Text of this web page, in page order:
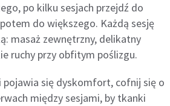
po kilku sesjach przejdź do
do większego. Każdą sesję
masaż zewnętrzny, delikatny
ruchy przy obfitym poślizgu.
pojawia się dyskomfort, cofnij się o
między sesjami, by tkanki